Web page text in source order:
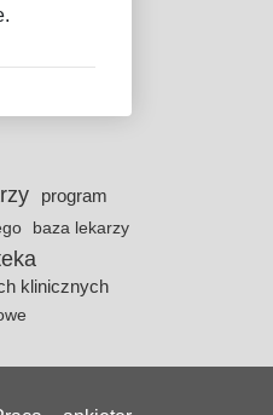
program
baza lekarzy
klinicznych